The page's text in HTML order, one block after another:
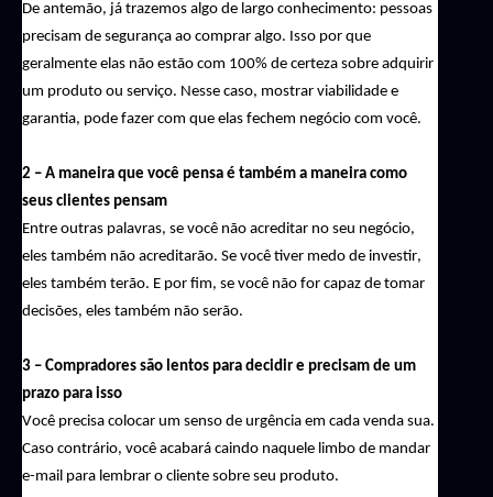
De antemão, já trazemos algo de largo conhecimento: pessoas
precisam de segurança ao comprar algo. Isso por que
geralmente elas não estão com 100% de certeza sobre adquirir
um produto ou serviço. Nesse caso, mostrar viabilidade e
garantia, pode fazer com que elas fechem negócio com você.
2 – A maneira que você pensa é também a maneira como
seus clientes pensam
Entre outras palavras, se você não acreditar no seu negócio,
eles também não acreditarão. Se você tiver medo de investir,
eles também terão. E por fim, se você não for capaz de tomar
decisões, eles também não serão.
3 – Compradores são lentos para decidir e precisam de um
prazo para isso
Você precisa colocar um senso de urgência em cada venda sua.
Caso contrário, você acabará caindo naquele limbo de mandar
e-mail para lembrar o cliente sobre seu produto.